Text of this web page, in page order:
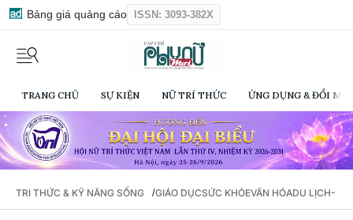
Bảng giá quảng cáo ISSN: 3093-382X
TRANG CHỦ SỰ KIỆN NỮ TRÍ THỨC ỨNG DỤNG & ĐỔI
TRI THỨC & KỸ NĂNG SỐNG /GIÁO DỤCSỨC KHỎEVĂN HÓADU LỊCH-